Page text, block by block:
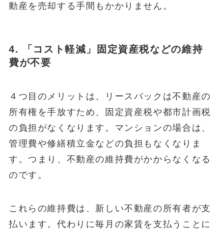
動産を売却する手間もかかりません。
4.
「コスト軽減」固定資産税などの維持
費が不要
４つ目のメリットは、リースバックは不動産の
所有権を手放すため、固定資産税や都市計画税
の負担がなくなります。マンションの場合は、
管理費や修繕積立金などの負担もなくなりま
す。つまり、不動産の維持費がかからなくなる
のです。
これらの維持費は、新しい不動産の所有者が支
払います。代わりに毎月の家賃を支払うことに